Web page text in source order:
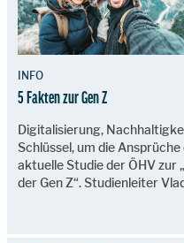
INFO
5 Fakten zur Gen Z
Digitalisierung,
Schlüssel, um die
aktuelle Studie der ÖHV zur
der Gen Z“. Studienleiter